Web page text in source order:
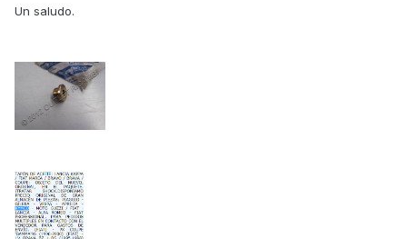
Un saludo.